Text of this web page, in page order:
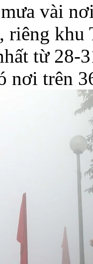
vài
riêng
từ 28-
nơi trên